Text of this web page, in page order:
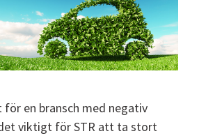
för en bransch med negativ
viktigt för STR att ta stort